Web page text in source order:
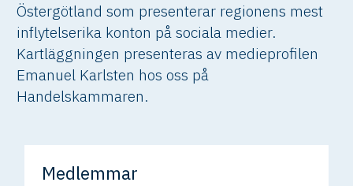
Östergötland som presenterar regionens mest
inflytelserika konton på sociala medier.
Kartläggningen presenteras av medieprofilen
Emanuel Karlsten hos oss på
Handelskammaren.
Medlemmar